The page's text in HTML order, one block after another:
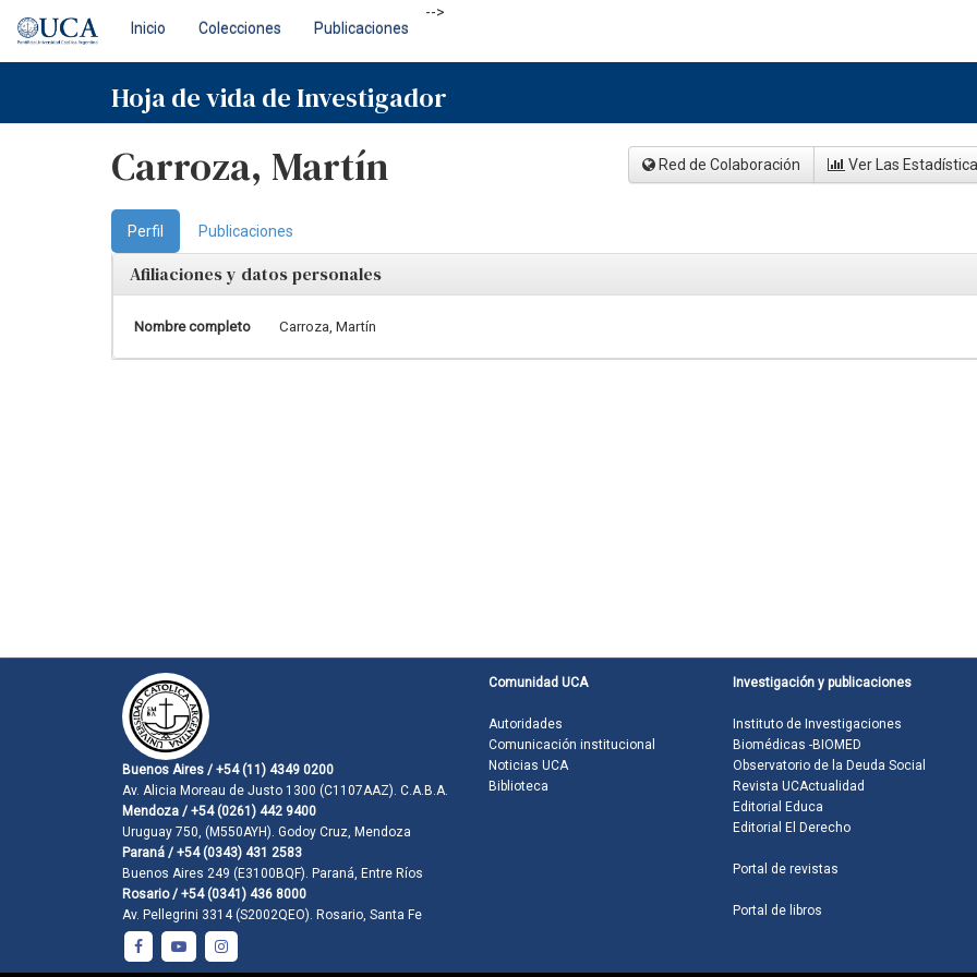
navigation
Inicio Colecciones Publicaciones
-->
Hoja de vida de Investigador
Carroza, Martín Red de Colaboración Ver Las
Perfil Publicaciones
Afiliaciones y datos personales
Nombre completo Carroza, Martín
Buenos Aires / +54 (11) 4349 0200
Av. Alicia Moreau de Justo 1300 (C1107AAZ). C.A.B.A.
Mendoza / +54 (0261) 442 9400
Uruguay 750, (M550AYH). Godoy Cruz, Mendoza
Paraná / +54 (0343) 431 2583
Buenos Aires 249 (E3100BQF). Paraná, Entre Ríos
Rosario / +54 (0341) 436 8000
Av. Pellegrini 3314 (S2002QEO). Rosario, Santa Fe
Comunidad UCA
Autoridades
Comunicación institucional
Noticias UCA
Biblioteca
Investigación y publicaciones
Instituto de Investigaciones
Biomédicas -BIOMED
Observatorio de la Deuda Social
Revista UCActualidad
Editorial Educa
Editorial El Derecho
Portal de revistas
Portal de libros